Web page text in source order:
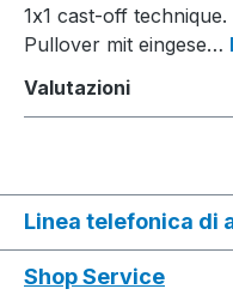
1x1 cast-off
Pullover mit eingese…
Valutazioni
Linea telefonica di
Shop Service